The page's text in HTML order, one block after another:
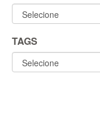
TAGS